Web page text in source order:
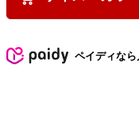
ペイディなら